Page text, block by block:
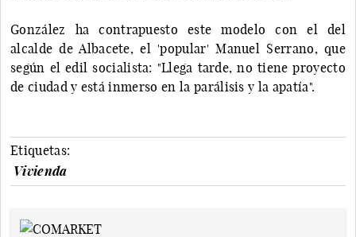
González ha contrapuesto este modelo con el del
alcalde de Albacete, el 'popular' Manuel Serrano, que
según el edil socialista: "Llega tarde, no tiene proyecto
de ciudad y está inmerso en la parálisis y la apatía".
Etiquetas:
Vivienda